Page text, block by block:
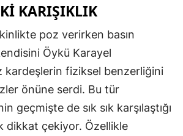
KARIŞIKLIK
poz verirken basın
Öykü Karayel
kardeşlerin fiziksel benzerliğini
önüne serdi. Bu tür
geçmişte de sık sık karşılaştığı
dikkat çekiyor. Özellikle